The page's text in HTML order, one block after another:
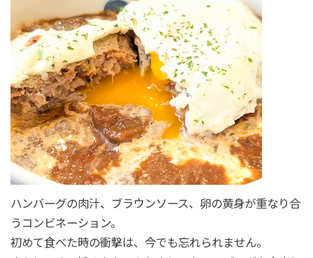
ハンバーグの肉汁、ブラウンソース、卵の黄身が重なり合
うコンビネーション。
初めて食べた時の衝撃は、今でも忘れられません。